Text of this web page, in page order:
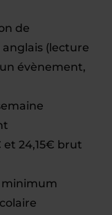
de
(lecture
évènement,
24,15€ brut
minimum